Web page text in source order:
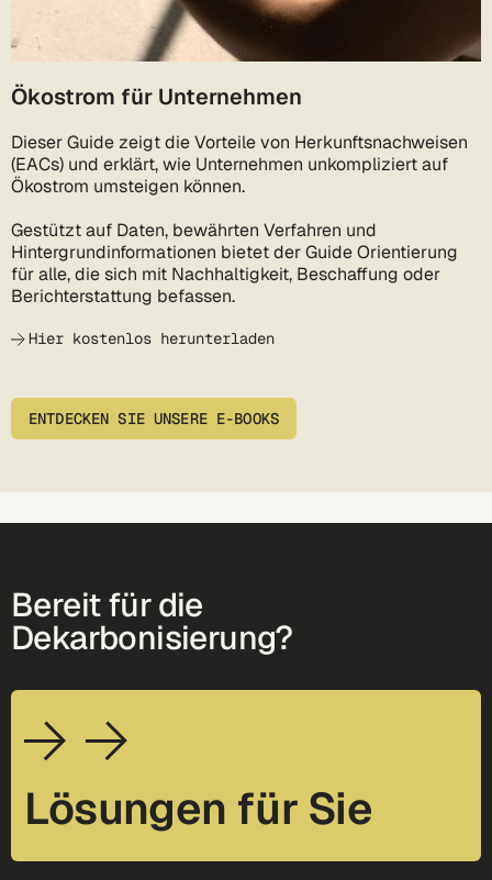
Ökostrom für Unternehmen
Dieser Guide zeigt die Vorteile von Herkunftsnachweisen
(EACs) und erklärt, wie Unternehmen unkompliziert auf
Ökostrom umsteigen können.
Gestützt auf Daten, bewährten Verfahren und
Hintergrundinformationen bietet der Guide Orientierung
für alle, die sich mit Nachhaltigkeit, Beschaffung oder
Berichterstattung befassen.
Hier kostenlos herunterladen
ENTDECKEN SIE UNSERE E-BOOKS
Bereit für die
Dekarbonisierung?
Lösungen für Sie